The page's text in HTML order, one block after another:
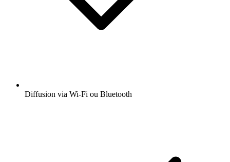
Diffusion via Wi-Fi ou Bluetooth